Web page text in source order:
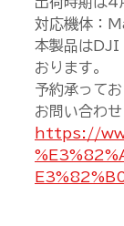
対応機体
本製品は
おります。
予約承ってお
お問い合わ
https://